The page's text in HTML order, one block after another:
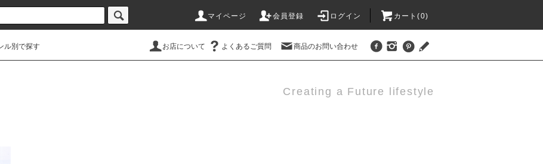
マイページ 会員登録 ログイン カート(0)
ル別で探す お店について よくあるご質問 商品のお問い合わせ
Creating a Future lifestyle